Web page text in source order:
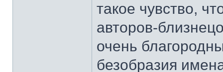
такое чувство,
авторов-
очень
безобразия